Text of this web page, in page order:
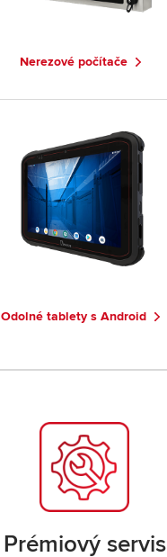
Nerezové počítače
Odolné tablety s Android
Prémiový servis